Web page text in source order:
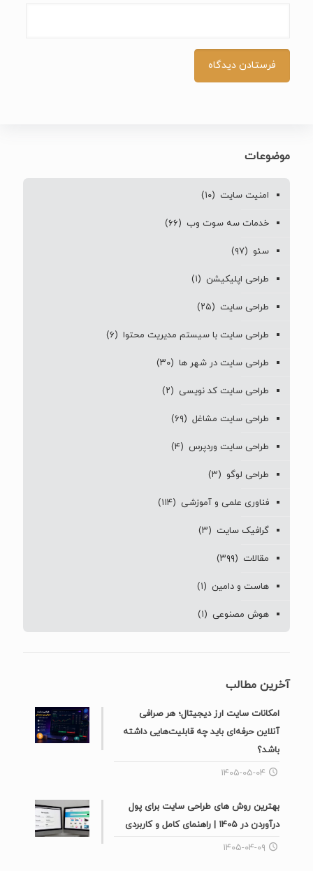
موضوعات
امنیت سایت (۱۰)
خدمات سه سوت وب (۶۶)
سئو (۹۷)
طراحی اپلیکیشن (۱)
طراحی سایت (۲۵)
طراحی سایت با سیستم مدیریت محتوا (۶)
طراحی سایت در شهر ها (۳۰)
طراحی سایت کد نویسی (۲)
طراحی سایت مشاغل (۶۹)
طراحی سایت وردپرس (۴)
طراحی لوگو (۳)
فناوری علمی و آموزشی (۱۱۴)
گرافیک سایت (۳)
مقالات (۳۹۹)
هاست و دامین (۱)
هوش مصنوعی (۱)
آخرین مطالب
امکانات سایت ارز دیجیتال؛ هر صرافی
آنلاین حرفه‌ای باید چه قابلیت‌هایی داشته
باشد؟
۱۴۰۵-۰۵-۰۴
بهترین روش های طراحی سایت برای پول
درآوردن در ۱۴۰۵ | راهنمای کامل و کاربردی
۱۴۰۵-۰۴-۰۹